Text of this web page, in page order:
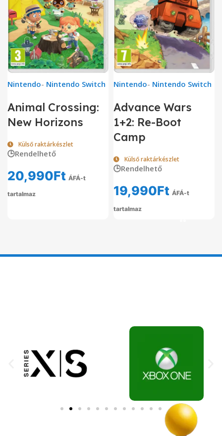
Nintendo- Nintendo Switch
Animal Crossing:
New Horizons
Külső raktárkészlet
🕒Rendelhető
20,990Ft ÁFÁ-t
tartalmaz
Nintendo- Nintendo Switch
Advance Wars
1+2: Re-Boot
Camp
Külső raktárkészlet
🕒Rendelhető
19,990Ft ÁFÁ-t
tartalmaz